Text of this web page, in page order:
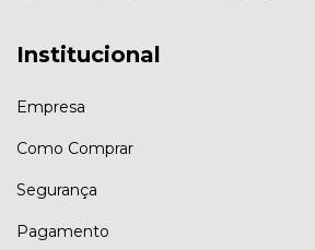
Institucional
Empresa
Como Comprar
Segurança
Pagamento